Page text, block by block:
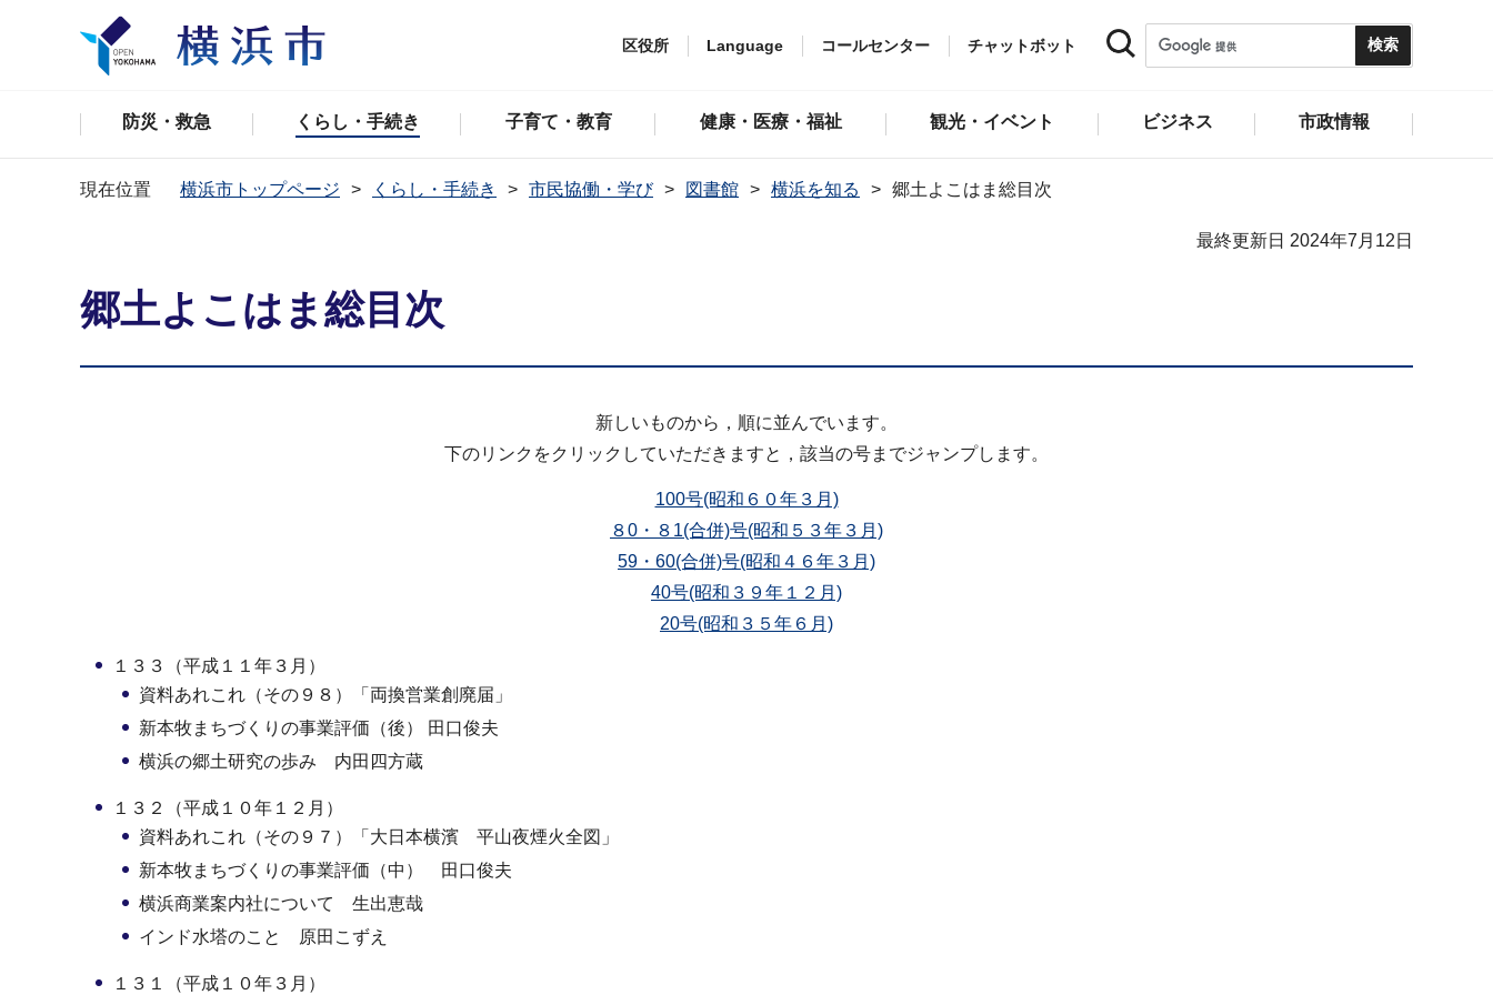
区役所 Language コールセンター チャットボット
防災・救急 くらし・手続き 子育て・教育 健康・医療・福祉 観光・イベント ビジネス 市政情報
現在位置 横浜市トップページ くらし・手続き 市民協働・学び 図書館 横浜を知る 郷土よこはま総目次
最終更新日 2024年7月12日
郷土よこはま総目次
新しいものから，順に並んでいます。
下のリンクをクリックしていただきますと，該当の号までジャンプします。
100号(昭和６０年３月)
８0・８1(合併)号(昭和５３年３月)
59・60(合併)号(昭和４６年３月)
40号(昭和３９年１２月)
20号(昭和３５年６月)
１３３（平成１１年３月）
資料あれこれ（その９８）「両換営業創廃届」
新本牧まちづくりの事業評価（後） 田口俊夫
横浜の郷土研究の歩み 内田四方蔵
１３２（平成１０年１２月）
資料あれこれ（その９７）「大日本横濱 平山夜煙火全図」
新本牧まちづくりの事業評価（中） 田口俊夫
横浜商業案内社について 生出恵哉
インド水塔のこと 原田こずえ
１３１（平成１０年３月）